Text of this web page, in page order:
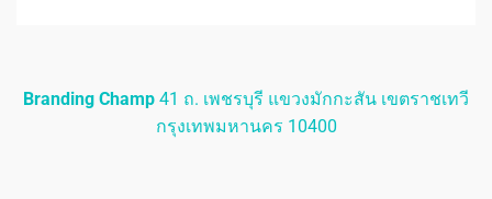
Branding Champ 41 ถ. เพชรบุรี แขวงมักกะสัน เขตราชเทวี
กรุงเทพมหานคร 10400